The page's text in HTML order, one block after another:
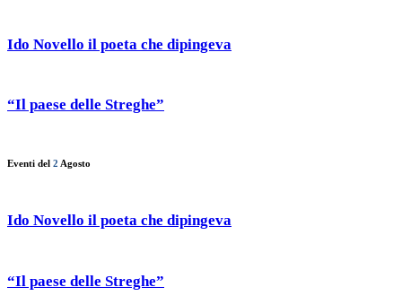
Ido Novello il poeta che dipingeva
“Il paese delle Streghe”
Eventi del 2 Agosto
Ido Novello il poeta che dipingeva
“Il paese delle Streghe”